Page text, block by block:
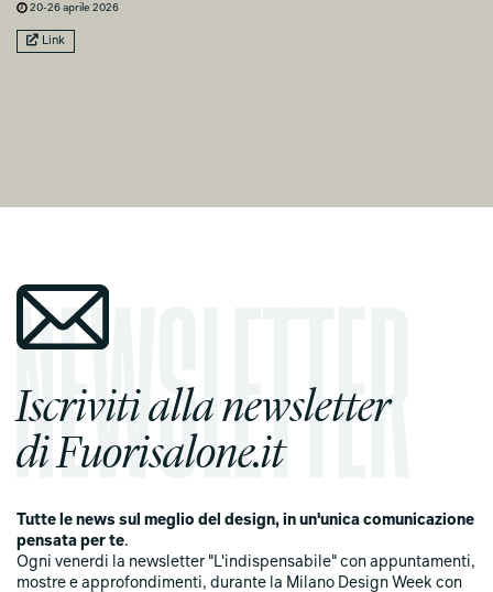
20-26 aprile 2026
Link
Iscriviti alla newsletter
di Fuorisalone.it
Tutte le news sul meglio del design, in un'unica comunicazione
pensata per te.
Ogni venerdi la newsletter "L'indispensabile" con appuntamenti,
mostre e approfondimenti, durante la Milano Design Week con